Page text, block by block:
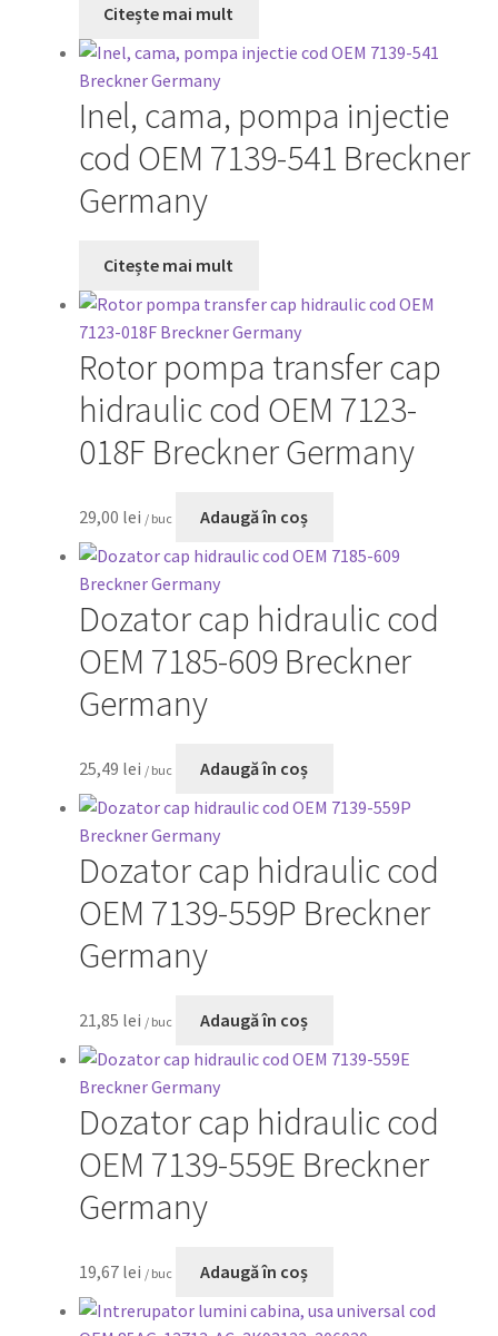
Citește mai mult
Inel, cama, pompa injectie
cod OEM 7139-541 Breckner
Germany
Citește mai mult
Rotor pompa transfer cap
hidraulic cod OEM 7123-
018F Breckner Germany
29,00 lei / buc Adaugă în coș
Dozator cap hidraulic cod
OEM 7185-609 Breckner
Germany
25,49 lei / buc Adaugă în coș
Dozator cap hidraulic cod
OEM 7139-559P Breckner
Germany
21,85 lei / buc Adaugă în coș
Dozator cap hidraulic cod
OEM 7139-559E Breckner
Germany
19,67 lei / buc Adaugă în coș